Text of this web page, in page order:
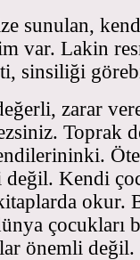
sunulan,
var. Lakin
sinsiliği
zarar
Toprak
değil. Kendi
okur.
çocukları
önemli